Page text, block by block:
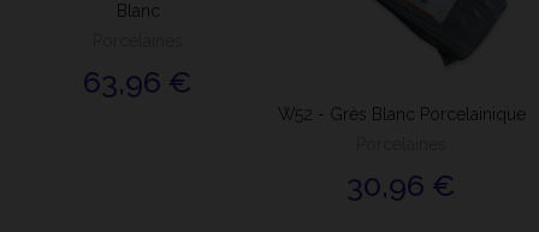
Blanc
63,96 €
W52 - Grès Blanc Porcelainique
30,96 €